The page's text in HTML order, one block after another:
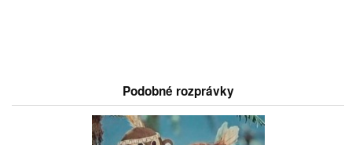
Podobné rozprávky